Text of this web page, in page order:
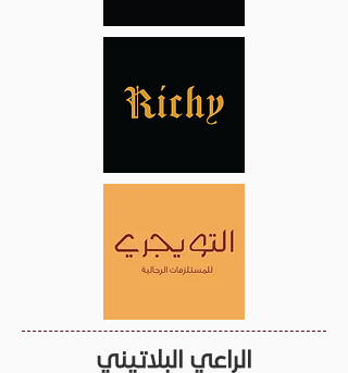
الراعي البلاتيني